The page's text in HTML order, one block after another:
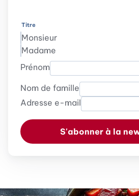
Titre
Monsieur
Madame
Prénom
Nom de famille
Adresse e-mail
S'abonner à la